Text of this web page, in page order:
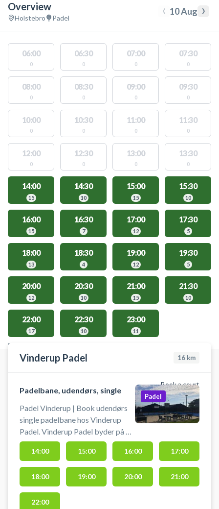
Overview
Holstebro Padel ‹ 10 Aug ›
06:00
0
06:30
0
07:00
0
07:30
0
08:00
0
08:30
0
09:00
0
09:30
0
10:00
0
10:30
0
11:00
0
11:30
0
12:00
0
12:30
0
13:00
0
13:30
0
14:00
15
14:30
10
15:00
15
15:30
10
16:00
15
16:30
7
17:00
12
17:30
5
18:00
13
18:30
4
19:00
12
19:30
5
20:00
12
20:30
10
21:00
15
21:30
10
22:00
17
22:30
10
23:00
11
FACILITIES WITH AVAILABLE ACTIVITIES
Vinderup Padel 16 km
Book a court
Padelbane, udendørs, single
Padel Vinderup | Book udendørs
single padelbane hos Vinderup
Padel. Vinderup Padel byder på 1
single padelbaner og 2
doublebaner, som alle er udendørs.
Medbring selv bolde og padelbat.
Padel
14:00 15:00 16:00 17:00
18:00 19:00 20:00 21:00
22:00